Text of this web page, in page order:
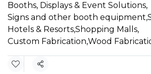
Booths, Displays & Event Solutions,
Signs and other booth equipment,
Hotels & Resorts,Shopping Malls,
Custom Fabrication,Wood
Share